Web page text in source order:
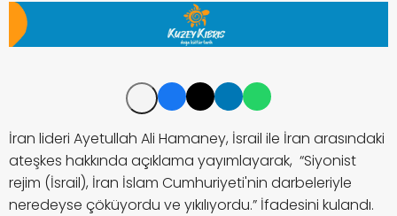
İran lideri Ayetullah Ali Hamaney, İsrail ile İran arasındaki
ateşkes hakkında açıklama yayımlayarak, “Siyonist
rejim (İsrail), İran İslam Cumhuriyeti'nin darbeleriyle
neredeyse çöküyordu ve yıkılıyordu.” İfadesini kulandı.